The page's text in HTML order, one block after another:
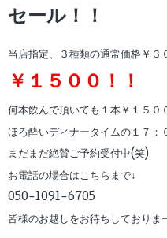
セール！！
当店指定、３種類の通常価格￥３
￥１５００！！
何本飲んで頂いても１本￥１５
ほろ酔いディナータイムの１７：
まだまだ絶賛ご予約受付中(笑)
お電話の場合はこちらまで↓
050-1091-6705
皆様のお越しをお待ちしており